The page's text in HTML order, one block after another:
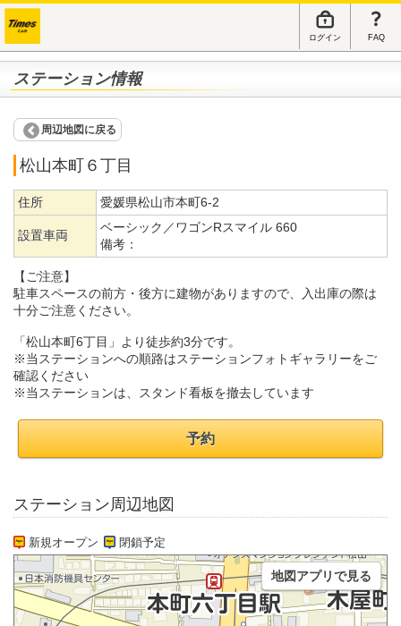
ログイン FAQ
ステーション情報
周辺地図に戻る
松山本町６丁目
住所 愛媛県松山市本町6-2
設置車両
ベーシック／ワゴンRスマイル 660
備考：
【ご注意】
駐車スペースの前方・後方に建物がありますので、入出庫の際は
十分ご注意ください。
「松山本町6丁目」より徒歩約3分です。
※当ステーションへの順路はステーションフォトギャラリーをご
確認ください
※当ステーションは、スタンド看板を撤去しています
予約
ステーション周辺地図
新規オープン 閉鎖予定
地図アプリで見る